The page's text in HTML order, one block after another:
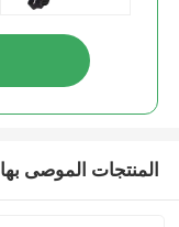
المنتجات الموصى بها